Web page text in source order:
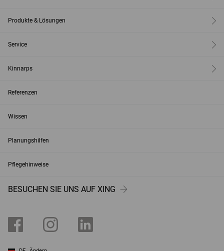
Produkte & Lösungen
Service
Kinnarps
Referenzen
Wissen
Planungshilfen
Pflegehinweise
BESUCHEN SIE UNS AUF XING